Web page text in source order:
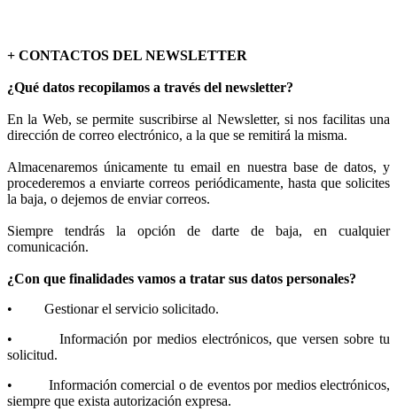
+ CONTACTOS DEL NEWSLETTER
¿Qué datos recopilamos a través del newsletter?
En la Web, se permite suscribirse al Newsletter, si nos facilitas una
dirección de correo electrónico, a la que se remitirá la misma.
Almacenaremos únicamente tu email en nuestra base de datos, y
procederemos a enviarte correos periódicamente, hasta que solicites
la baja, o dejemos de enviar correos.
Siempre tendrás la opción de darte de baja, en cualquier
comunicación.
¿Con que finalidades vamos a tratar sus datos personales?
• Gestionar el servicio solicitado.
• Información por medios electrónicos, que versen sobre tu
solicitud.
• Información comercial o de eventos por medios electrónicos,
siempre que exista autorización expresa.